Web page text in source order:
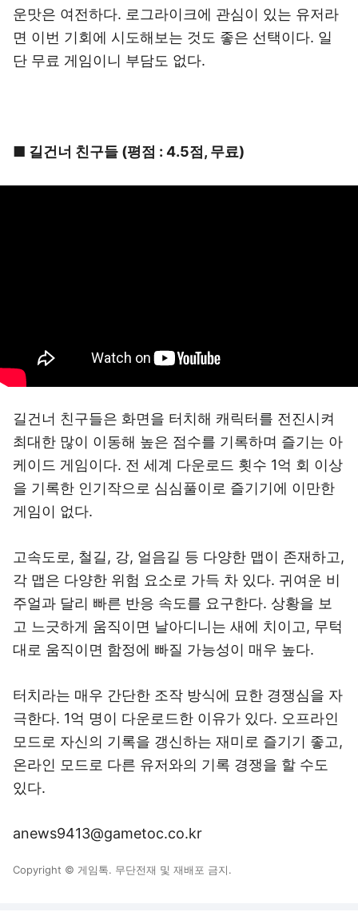
운맛은 여전하다. 로그라이크에 관심이 있는 유저라
면 이번 기회에 시도해보는 것도 좋은 선택이다. 일
단 무료 게임이니 부담도 없다.
■ 길건너 친구들 (평점 : 4.5점, 무료)
길건너 친구들은 화면을 터치해 캐릭터를 전진시켜
최대한 많이 이동해 높은 점수를 기록하며 즐기는 아
케이드 게임이다. 전 세계 다운로드 횟수 1억 회 이상
을 기록한 인기작으로 심심풀이로 즐기기에 이만한
게임이 없다.
고속도로, 철길, 강, 얼음길 등 다양한 맵이 존재하고,
각 맵은 다양한 위험 요소로 가득 차 있다. 귀여운 비
주얼과 달리 빠른 반응 속도를 요구한다. 상황을 보
고 느긋하게 움직이면 날아디니는 새에 치이고, 무턱
대로 움직이면 함정에 빠질 가능성이 매우 높다.
터치라는 매우 간단한 조작 방식에 묘한 경쟁심을 자
극한다. 1억 명이 다운로드한 이유가 있다. 오프라인
모드로 자신의 기록을 갱신하는 재미로 즐기기 좋고,
온라인 모드로 다른 유저와의 기록 경쟁을 할 수도
있다.
anews9413@gametoc.co.kr
Copyright © 게임톡. 무단전재 및 재배포 금지.